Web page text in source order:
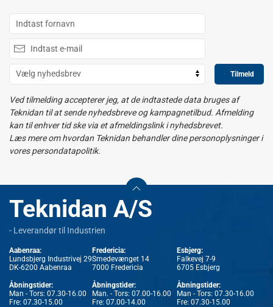
Tilmeld
Ved tilmelding accepterer jeg, at de indtastede data bruges af
Teknidan til at sende nyhedsbreve og kampagnetilbud. Afmelding
kan til enhver tid ske via et afmeldingslink i nyhedsbrevet.
Læs mere om hvordan Teknidan behandler dine personoplysninger i
vores persondatapolitik.
Teknidan A/S
- Leverandør til Industrien
Aabenraa:
Lundsbjerg Industrivej 29
DK-6200 Aabenraa
Åbningstider:
Man - Tors: 07.30-16.00
Fre: 07.30-15.00
Fredericia:
Smedevænget 14
7000 Fredericia
Åbningstider:
Man. - Tors: 07.00-16.00
Fre: 07.00-14.00
Esbjerg:
Falkevej 7-9
6705 Esbjerg
Åbningstider:
Man - Tors: 07.30-16.00
Fre: 07.30-15.00